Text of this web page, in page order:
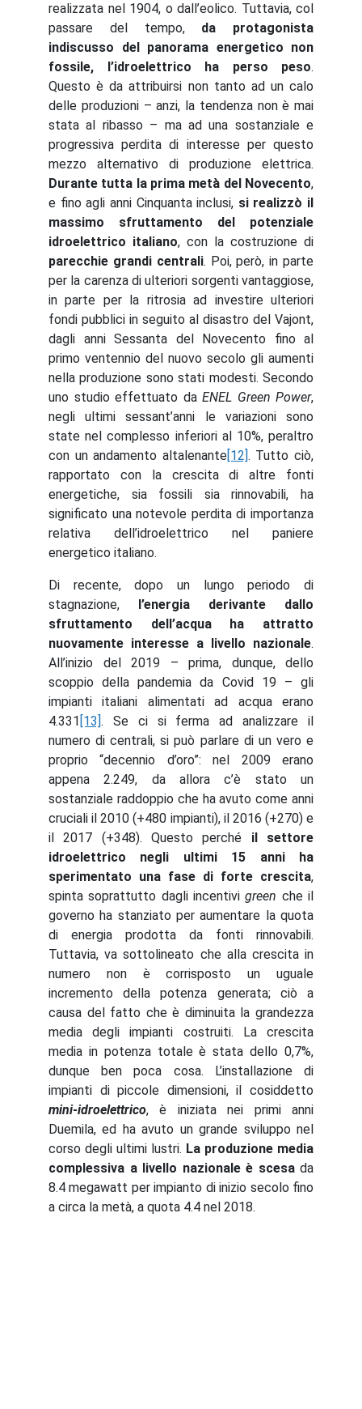
realizzata nel 1904, o dall’eolico. Tuttavia, col
passare del tempo, da protagonista
indiscusso del panorama energetico non
fossile, l’idroelettrico ha perso peso.
Questo è da attribuirsi non tanto ad un calo
delle produzioni – anzi, la tendenza non è mai
stata al ribasso – ma ad una sostanziale e
progressiva perdita di interesse per questo
mezzo alternativo di produzione elettrica.
Durante tutta la prima metà del Novecento,
e fino agli anni Cinquanta inclusi, si realizzò il
massimo sfruttamento del potenziale
idroelettrico italiano, con la costruzione di
parecchie grandi centrali. Poi, però, in parte
per la carenza di ulteriori sorgenti vantaggiose,
in parte per la ritrosia ad investire ulteriori
fondi pubblici in seguito al disastro del Vajont,
dagli anni Sessanta del Novecento fino al
primo ventennio del nuovo secolo gli aumenti
nella produzione sono stati modesti. Secondo
uno studio effettuato da ENEL Green Power,
negli ultimi sessant’anni le variazioni sono
state nel complesso inferiori al 10%, peraltro
con un andamento altalenante[12]. Tutto ciò,
rapportato con la crescita di altre fonti
energetiche, sia fossili sia rinnovabili, ha
significato una notevole perdita di importanza
relativa dell’idroelettrico nel paniere
energetico italiano.
Di recente, dopo un lungo periodo di
stagnazione, l’energia derivante dallo
sfruttamento dell’acqua ha attratto
nuovamente interesse a livello nazionale.
All’inizio del 2019 – prima, dunque, dello
scoppio della pandemia da Covid 19 – gli
impianti italiani alimentati ad acqua erano
4.331 [13]. Se ci si ferma ad analizzare il
numero di centrali, si può parlare di un vero e
proprio “decennio d’oro”: nel 2009 erano
appena 2.249, da allora c’è stato un
sostanziale raddoppio che ha avuto come anni
cruciali il 2010 (+480 impianti), il 2016 (+270) e
il 2017 (+348). Questo perché il settore
idroelettrico negli ultimi 15 anni ha
sperimentato una fase di forte crescita,
spinta soprattutto dagli incentivigreen che il
governo ha stanziato per aumentare la quota
di energia prodotta da fonti rinnovabili.
Tuttavia, va sottolineato che alla crescita in
numero non è corrisposto un uguale
incremento della potenza generata; ciò a
causa del fatto che è diminuita la grandezza
media degli impianti costruiti. La crescita
media in potenza totale è stata dello 0,7%,
dunque ben poca cosa. L’installazione di
impianti di piccole dimensioni, il cosiddetto
mini-idroelettrico, è iniziata nei primi anni
Duemila, ed ha avuto un grande sviluppo nel
corso degli ultimi lustri. La produzione media
complessiva a livello nazionale è scesada
8.4 megawatt per impianto di inizio secolo fino
a circa la metà, a quota 4.4 nel 2018.